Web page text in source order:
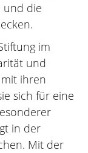
und die
im
und
ihren
sich für eine
in der
Mit der